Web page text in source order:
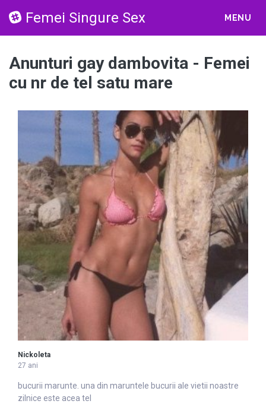
Femei Singure Sex MENU
Anunturi gay dambovita - Femei
cu nr de tel satu mare
Nickoleta
27 ani
bucurii marunte. una din maruntel e bucurii ale vietii noastre
zilnice este acea tel